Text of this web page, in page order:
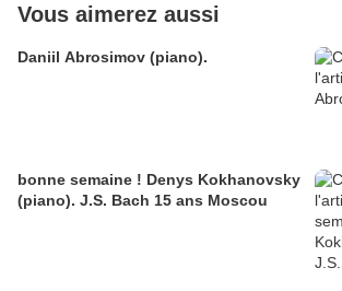
Vous aimerez aussi
Daniil Abrosimov (piano).
bonne semaine ! Denys Kokhanovsky
(piano). J.S. Bach 15 ans Moscou